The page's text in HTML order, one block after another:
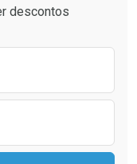
descontos